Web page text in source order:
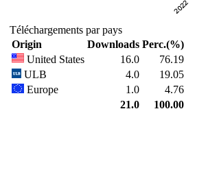
Téléchargements par pays
Origin
Downloads Perc.(%)
United States
16.0
76.19
ULB
4.0
19.05
Europe
1.0
4.76
21.0
100.00